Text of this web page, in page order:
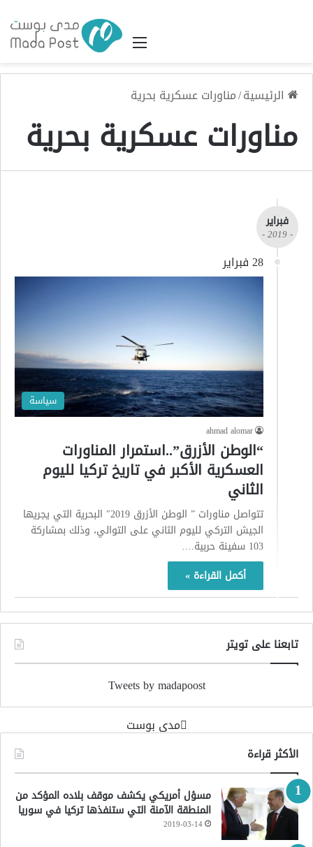
القائمة
الرئيسية/مناورات عسكرية بحرية
مناورات عسكرية بحرية
فبراير
- 2019 -
28 فبراير
سياسة
ahmad alomar
“الوطن الأزرق”..استمرار المناورات
العسكرية الأكبر في تاريخ تركيا لليوم
الثاني
تتواصل مناورات ” الوطن الأزرق 2019″ البحرية التي يجريها
الجيش التركي لليوم الثاني على التوالي، وذلك بمشاركة
103 سفينة حربية.…
أكمل القراءة »
تابعنا على تويتر
Tweets by madapoost
‏مدى بوست‏
الأكثر قراءة
مسؤل أمريكي يكشف موقف بلاده المؤكد من
المنطقة الآمنة التي ستنفذها تركيا في سوريا
2019-03-14